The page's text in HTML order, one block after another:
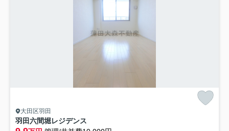
大田区羽田
羽田六間堀レジデンス